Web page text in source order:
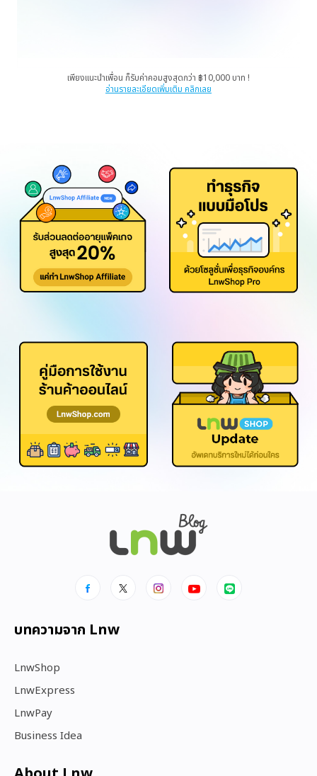
เพียงแนะนำเพื่อน ก็รับค่าคอมสูงสุดกว่า ฿10,000 บาท !
อ่านรายละเอียดเพิ่มเติม คลิกเลย
บทความจาก Lnw
LnwShop
LnwExpress
LnwPay
Business Idea